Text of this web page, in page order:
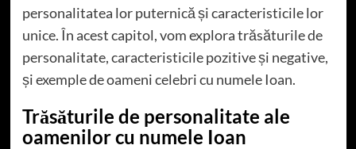
personalitatea lor puternică și caracteristicile lor
unice. În acest capitol, vom explora trăsăturile de
personalitate, caracteristicile pozitive și negative,
și exemple de oameni celebri cu numele Ioan.
Trăsăturile de personalitate ale
oamenilor cu numele Ioan